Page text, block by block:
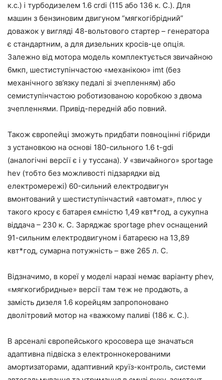
к.с.) і турбодизелем 1.6 crdi (115 або 136 к. С.). Для
машин з бензиновим двигуном “мягкогібрідний”
доважок у вигляді 48-вольтового стартер – генератора
є стандартним, а для дизельних кросів-це опція.
Залежно від мотора модель комплектується звичайною
6мкп, шестиступінчастою «механікою» imt (без
механічного зв’язку педалі зі зчепленням) або
семиступінчастою роботизованою коробкою з двома
зчепленнями. Привід-передній або повний.
Також європейці зможуть придбати повноцінні гібриди
з установкою на основі 180-сильного 1.6 t-gdi
(аналогічні версії є і у туссана). У «звичайного» sportage
hev (тобто без можливості підзарядки від
електромережі) 60-сильний електродвигун
вмонтований у шестиступінчастий «автомат», плюс у
такого кросу є батарея ємністю 1,49 квт*год, а сукупна
віддача – 230 к. С. Заряджає sportage phev оснащений
91-сильним електродвигуном і батареєю на 13,89
квт*год, сумарна потужність – вже 265 л. С.
Відзначимо, в кореї у моделі наразі немає варіанту phev,
«мягкогибридные» версії там теж не продають, а
замість дизеля 1.6 корейцям запропоновано
дволітровий мотор на «важкому паливі (186 к. С.).
В арсеналі європейського кросовера ще значаться
адаптивна підвіска з електроннокерованими
амортизаторами, адаптивний круїз-контроль, системи